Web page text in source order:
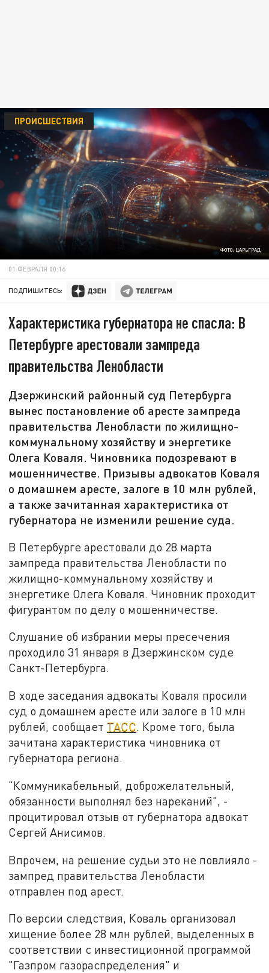
ФОТО: ЦАРЬГРАД
ПРОИСШЕСТВИЯ
01 ФЕВРАЛЯ 00:16
ПОДПИШИТЕСЬ:
Характеристика губернатора не спасла: В
Петербурге арестовали зампреда
правительства Ленобласти
Дзержинский районный суд Петербурга
вынес постановление об аресте зампреда
правительства Ленобласти по жилищно-
коммунальному хозяйству и энергетике
Олега Коваля. Чиновника подозревают в
мошенничестве. Призывы адвокатов Коваля
о домашнем аресте, залоге в 10 млн рублей,
а также зачитанная характеристика от
губернатора не изменили решение суда.
В Петербурге арестовали до 28 марта
зампреда правительства Ленобласти по
жилищно-коммунальному хозяйству и
энергетике Олега Коваля. Чиновник проходит
фигурантом по делу о мошенничестве.
Слушание об избрании меры пресечения
проходило 31 января в Дзержинском суде
Санкт-Петербурга.
В ходе заседания адвокаты Коваля просили
суд о домашнем аресте или залоге в 10 млн
рублей, сообщает ТАСС. Кроме того, была
зачитана характеристика чиновника от
губернатора региона.
"Коммуникабельный, доброжелательный,
обязанности выполнял без нареканий", -
процитировал отзыв от губернатора адвокат
Сергей Анисимов.
Впрочем, на решение судьи это не повлияло -
зампред правительства Ленобласти
отправлен под арест.
По версии следствия, Коваль организовал
хищение более 28 млн рублей, выделенных в
соответствии с инвестиционной программой
"Газпром газораспределения" и